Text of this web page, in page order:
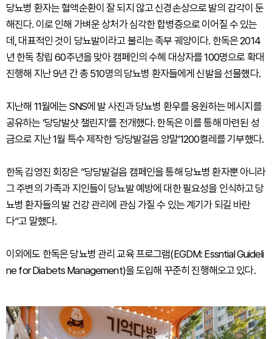
당뇨병 환자는 혈액순환이 잘 되지 않고 신경손상으로 발의 감각이 둔
해진다. 이로 인해 가벼운 상처가 심각한 합병증으로 이어질 수 있는
데, 대표적인 것이 당뇨발이라고 불리는 족부 궤양이다. 한독은 2014
년 한독 창립 60주년을 맞아 캠페인의 수혜 대상자를 100명으로 확대
진행해 지난 9년 간 총 510명의 당뇨병 환자들에게 신발을 선물했다.
지난해 11월에는 SNS에 발 사진과 당뇨병 환우를 응원하는 메시지를
공유하는 ‘당당발샷 챌린지’를 전개했다. 한독은 이를 통해 마련된 성
금으로 지난 1월 특수 제작한 ‘당당발걸음 양말’1200켤레를 기부했다.
한독 김영진 회장은 “당당발걸음 캠페인을 통해 당뇨병 환자뿐 아니라
그 주변의 가족과 지인들이 당뇨발 예방에 대한 필요성을 인식하고 당
뇨병 환자들의 발 건강 관리에 관심 가질 수 있는 계기가 되길 바란
다”고 말했다.
이외에도 한독은 당뇨병 관리 교육 프로그램(EGDM: Essntial Guideli
ne for Diabets Management)을 도입해 꾸준히 진행해오고 있다.